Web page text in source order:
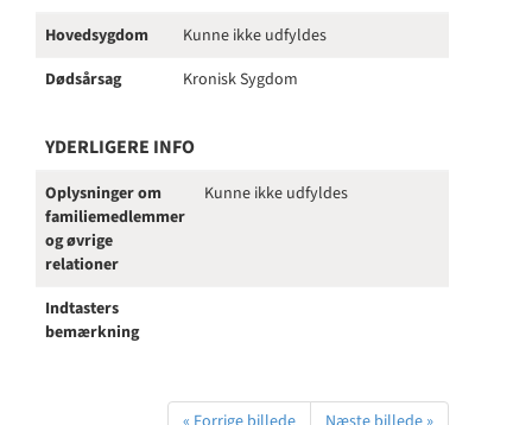
Hovedsygdom
Kunne ikke udfyldes
Dødsårsag
Kronisk Sygdom
YDERLIGERE INFO
Oplysninger om
familiemedlemmer
og øvrige
relationer
Kunne ikke udfyldes
Indtasters
bemærkning